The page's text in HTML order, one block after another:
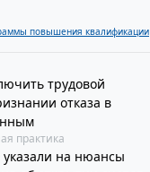
повышения квалификации
трудовой
отказа в
практика
на нюансы